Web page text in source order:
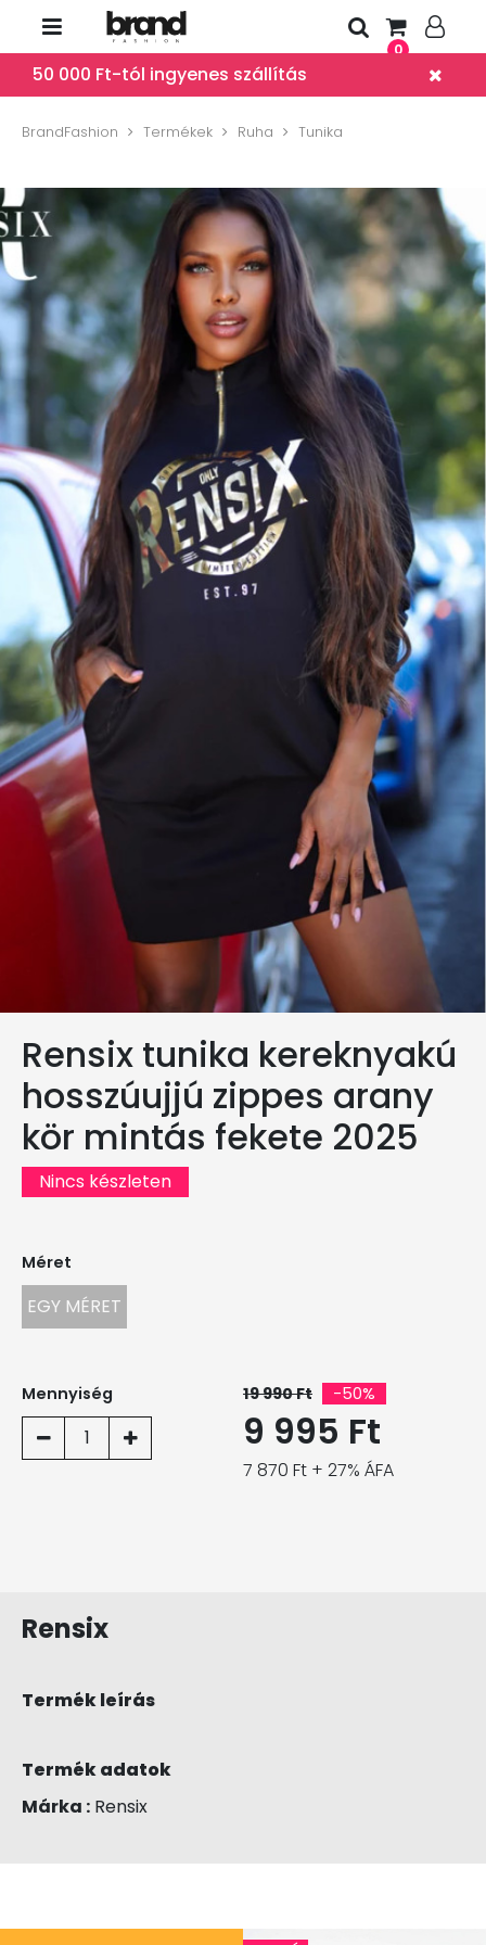
0
50 000 Ft-tól ingyenes szállítás
BrandFashion Termékek Ruha Tunika
Rensix tunika kereknyakú
hosszúujjú zippes arany
kör mintás fekete 2025
Nincs készleten
Méret
EGY MÉRET
Mennyiség
1
19 990 Ft -50%
9 995 Ft
7 870 Ft + 27% ÁFA
Rensix
Termék leírás
Termék adatok
Márka : Rensix